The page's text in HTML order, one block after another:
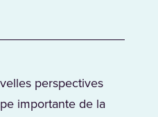
perspectives
importante de la